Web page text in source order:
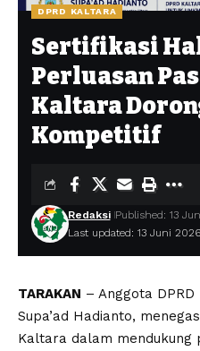
DPRD KALTARA
Sertifikasi
Perluasan
Kaltara
Kompetitif
Last updated: 13 Juni
Redaksi Published: 13
TARAKAN – Anggota
Supa’ad Hadianto,
Kaltara dalam